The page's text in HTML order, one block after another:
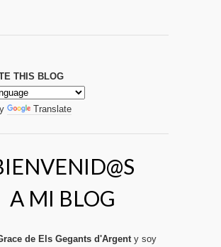
THIS BLOG
Translate
A MI BLOG
de Els Gegants d'Argent y soy